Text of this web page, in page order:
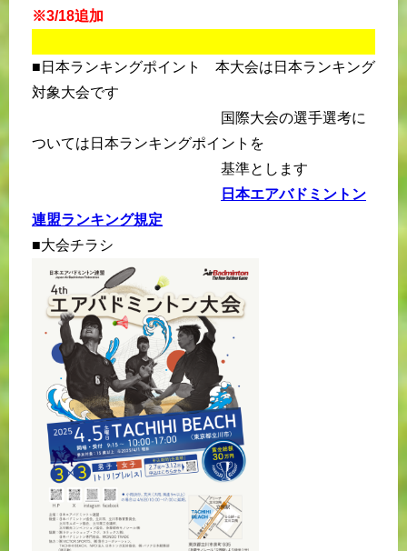
※3/18追加
■日本ランキングポイント 本大会は日本ランキング
対象大会です
国際大会の選手選考に
ついては日本ランキングポイントを
基準とします
日本エアバドミントン
連盟ランキング規定
■大会チラシ